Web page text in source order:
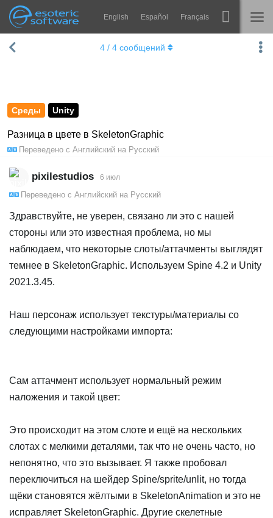
Esoteric Software
Navigation English Español Français
ГЛАВНАЯ Spine
Обучение
Попробовать
Купить
Среды Unity
Разница в цвете в SkeletonGraphic
Переведено с Английский на Русский
4 / 4 сообщений
pixilestudios 6 июл
Переведено с Английский на Русский
Здравствуйте, не уверен, связано ли это с нашей
стороны или это известная проблема, но мы
наблюдаем, что некоторые слоты/аттачменты выглядят
темнее в SkeletonGraphic. Используем Spine 4.2 и Unity
2021.3.45.
Наш персонаж использует текстуры/материалы со
следующими настройками импорта:
Сам аттачмент использует нормальный режим
наложения и такой цвет:
Это происходит на этом слоте и ещё на нескольких
слотах с мелкими деталями, так что не очень часто, но
непонятно, что это вызывает. Я также пробовал
переключиться на шейдер Spine/sprite/unlit, но тогда
щёки становятся жёлтыми в SkeletonAnimation и это не
исправляет SkeletonGraphic. Другие скелетные